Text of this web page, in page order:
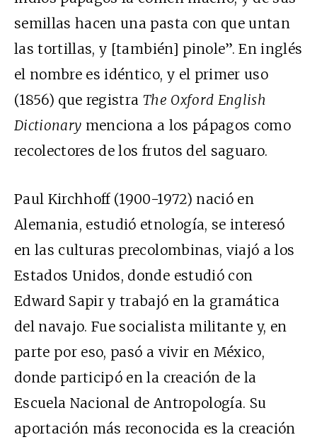
semillas hacen una pasta con que untan
las tortillas, y [también] pinole”. En inglés
el nombre es idéntico, y el primer uso
(1856) que registra The Oxford English
Dictionary menciona a los pápagos como
recolectores de los frutos del saguaro.
Paul Kirchhoff (1900-1972) nació en
Alemania, estudió etnología, se interesó
en las culturas precolombinas, viajó a los
Estados Unidos, donde estudió con
Edward Sapir y trabajó en la gramática
del navajo. Fue socialista militante y, en
parte por eso, pasó a vivir en México,
donde participó en la creación de la
Escuela Nacional de Antropología. Su
aportación más reconocida es la creación